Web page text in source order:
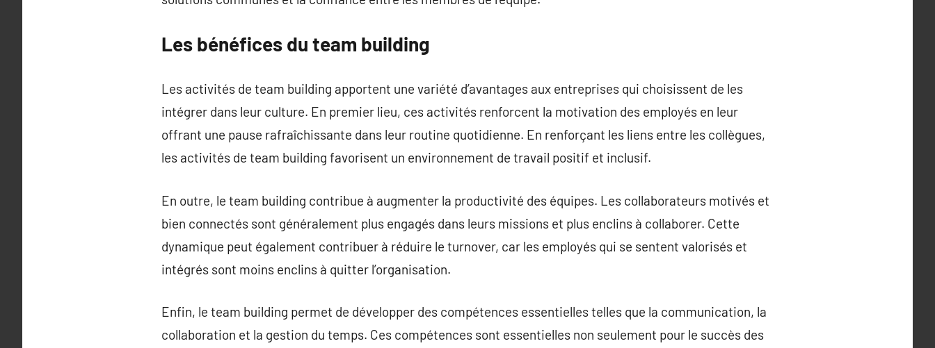
Les bénéfices du team building
Les activités de team building apportent une variété d’avantages aux entreprises qui choisissent de les
intégrer dans leur culture. En premier lieu, ces activités renforcent la motivation des employés en leur
offrant une pause rafraîchissante dans leur routine quotidienne. En renforçant les liens entre les collègues,
les activités de team building favorisent un environnement de travail positif et inclusif.
En outre, le team building contribue à augmenter la productivité des équipes. Les collaborateurs motivés et
bien connectés sont généralement plus engagés dans leurs missions et plus enclins à collaborer. Cette
dynamique peut également contribuer à réduire le turnover, car les employés qui se sentent valorisés et
intégrés sont moins enclins à quitter l’organisation.
Enfin, le team building permet de développer des compétences essentielles telles que la communication, la
collaboration et la gestion du temps. Ces compétences sont essentielles non seulement pour le succès des